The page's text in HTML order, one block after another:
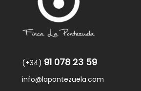
(+34) 91 078 23 59
info@lapontezuela.com